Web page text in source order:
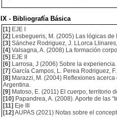
IX - Bibliografía Básica
[1] EJE I
[2] Lesbegueris, M. (2005) Las lógicas
[3] Sánchez Rodriguez, J. LLorca
[4] Valsagna, A. (2008) La formación
[5] EJE II
[6] Larrosa, J (2006) Sobre la
[7] García Campos, L. Perea Rodriguez,
[8] Marazzi, M. (2004) Reflexiones
Argentina.
[9] Matoso, E. (2011) El cuerpo, territorio
[10] Papandrea, A. (2008). Aporte de las
[11] Eje III
[12] AUPAS (2021) Notas sobre el